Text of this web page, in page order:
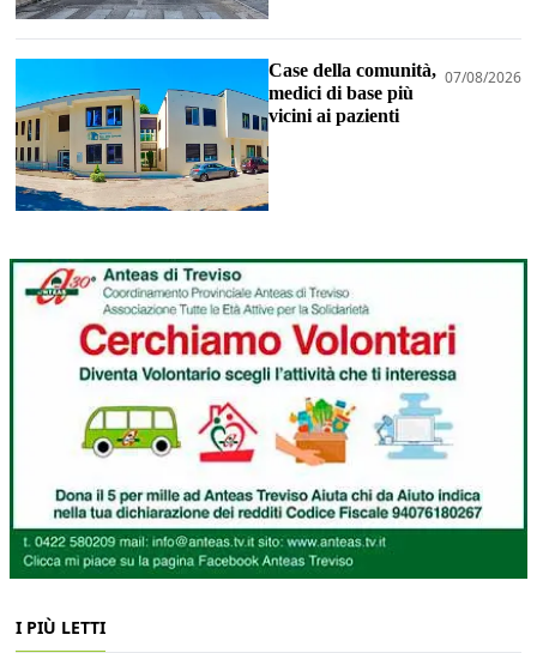
Case della comunità,
medici di base più
vicini ai pazienti
07/08/2026
I PIÙ LETTI